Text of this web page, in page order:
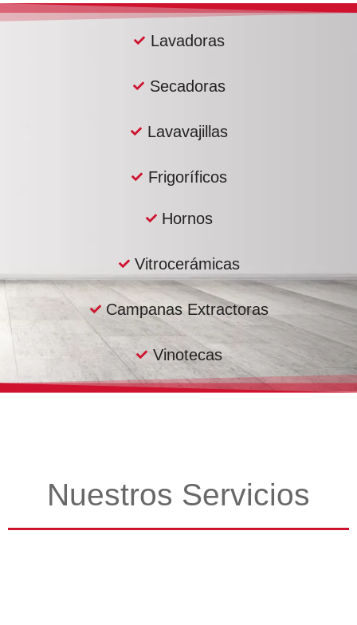
Lavadoras
Secadoras
Lavavajillas
Frigoríficos
Hornos
Vitrocerámicas
Campanas Extractoras
Vinotecas
Nuestros Servicios